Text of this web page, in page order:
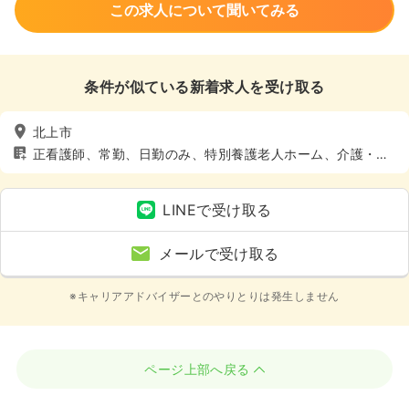
この求人について聞いてみる
条件が似ている新着求人を受け取る
北上市
正看護師、常勤、日勤のみ、特別養護老人ホーム、介護・福
祉系、4週8休以上
LINEで受け取る
メールで受け取る
※キャリアアドバイザーとのやりとりは発生しません
ページ上部へ戻る